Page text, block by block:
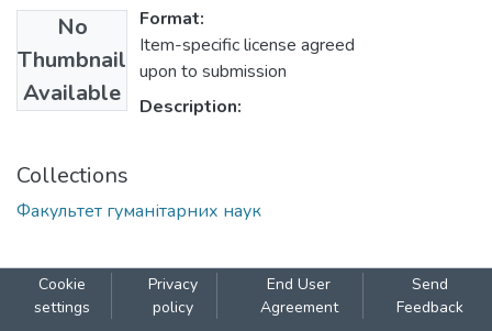
No
Thumbnail
Available
Format:
Item-specific license agreed
upon to submission
Description:
Collections
Факультет гуманітарних наук
Cookie
settings
Privacy
policy
End User
Agreement
Send
Feedback